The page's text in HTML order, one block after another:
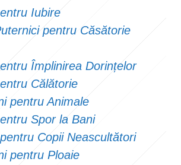
Iubire
pentru Căsătorie
Împlinirea Dorințelor
Călătorie
pentru Animale
Spor la Bani
Copii Neascultători
pentru Ploaie